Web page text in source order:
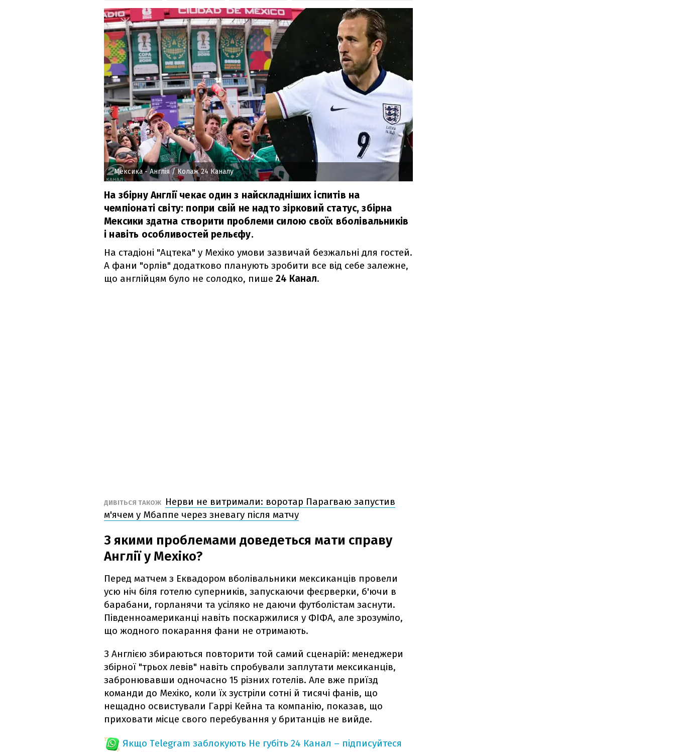
Мексика - Англія/ Колаж 24 Каналу
На збірну Англії чекає один з найскладніших іспитів на
чемпіонаті світу: попри свій не надто зірковий статус, збірна
Мексики здатна створити проблеми силою своїх вболівальників
і навіть особливостей рельєфу.
На стадіоні "Ацтека" у Мехіко умови зазвичай безжальні для гостей.
А фани "орлів" додатково планують зробити все від себе залежне,
що англійцям було не солодко, пише 24 Канал.
ДИВІТЬСЯ ТАКОЖ
Нерви не витримали: воротар Парагваю запустив
м'ячем у Мбаппе через зневагу після матчу
З якими проблемами доведеться мати справу
Англії у Мехіко?
Перед матчем з Еквадором вболівальники мексиканців провели
усю ніч біля готелю суперників, запускаючи феєрверки, б'ючи в
барабани, горланячи та усіляко не даючи футболістам заснути.
Південноамериканці навіть поскаржилися у ФІФА, але зрозуміло,
що жодного покарання фани не отримають.
З Англією збираються повторити той самий сценарій: менеджери
збірної "трьох левів" навіть спробували заплутати мексиканців,
забронювавши одночасно 15 різних готелів. Але вже приїзд
команди до Мехіко, коли їх зустріли сотні й тисячі фанів, що
нещадно освистували Гаррі Кейна та компанію, показав, що
приховати місце свого перебування у британців не вийде.
Якщо Telegram заблокують Не губіть 24 Канал – підписуйтеся